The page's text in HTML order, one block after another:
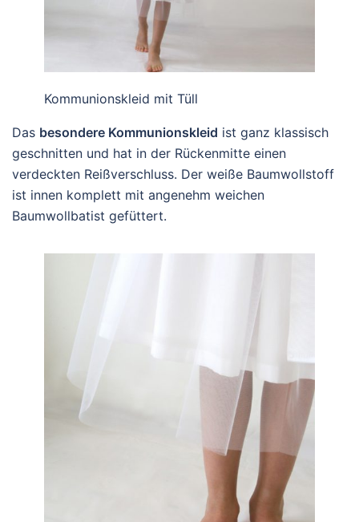
Kommunionskleid mit Tüll
Das besondere Kommunionskleid ist ganz klassisch
geschnitten und hat in der Rückenmitte einen
verdeckten Reißverschluss. Der weiße Baumwollstoff
ist innen komplett mit angenehm weichen
Baumwollbatist gefüttert.